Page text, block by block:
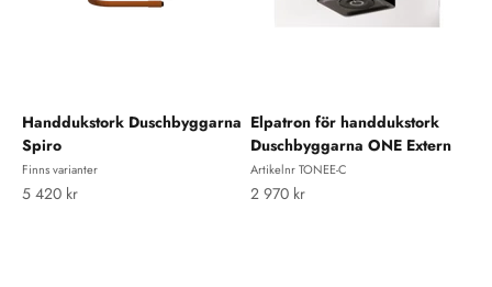
Handdukstork Duschbyggarna
Spiro
Finns varianter
REA-pris
5 420 kr
Elpatron för handdukstork
Duschbyggarna ONE Extern
Artikelnr TONEE-C
REA-pris
2 970 kr